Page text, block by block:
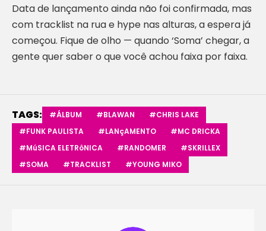
Data de lançamento ainda não foi confirmada, mas
com tracklist na rua e hype nas alturas, a espera já
começou. Fique de olho — quando ‘Soma’ chegar, a
gente quer saber o que você achou faixa por faixa.
TAGS: #ÁLBUM #BLAWAN
#CHRIS LAKE
#FUNK PAULISTA
#LANçAMENTO
#MC DRICKA
#MúSICA ELETRôNICA
#RANDOMER
#SKRILLEX
#SOMA
#TRACKLIST #YOUNG MIKO